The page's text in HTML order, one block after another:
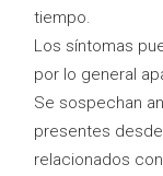
tiempo.
Los síntomas
por lo general
Se sospechan
presentes
relacionados